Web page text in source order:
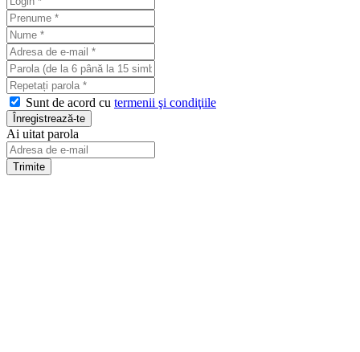
Sunt de acord cu termenii şi condiţiile
Ai uitat parola